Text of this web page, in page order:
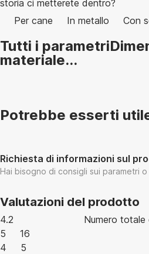
storia ci metterete dentro?
Per cane
In metallo Con
Tutti i parametri
materiale...
Potrebbe esserti
Richiesta di informazioni sul
Hai bisogno di consigli sui parametri
Valutazioni del prodotto
4.2 Numero totale
5
16
4
5